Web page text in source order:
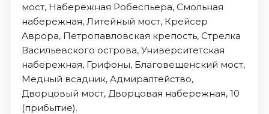
мост, Набережная Робеспьера, Смольная
набережная, Литейный мост, Крейсер
Аврора, Петропавловская крепость, Стрелка
Васильевского острова, Университетская
набережная, Грифоны, Благовещенский мост,
Медный всадник, Адмиралтейство,
Дворцовый мост, Дворцовая набережная, 10
(прибытие).